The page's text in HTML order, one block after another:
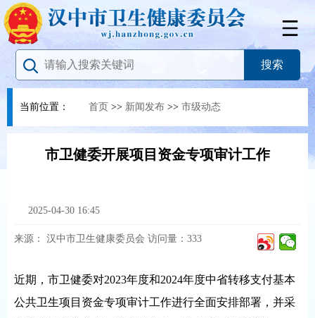
当前位置： 首页 >> 新闻发布 >> 市级动态
市卫健委开展项目资金专项审计工作
2025-04-30 16:45
来源： 汉中市卫生健康委员会 访问量： 333
近期，市卫健委对2023年度和2024年度中省转移支付基本
公共卫生项目资金专项审计工作进行全面安排部署，并采